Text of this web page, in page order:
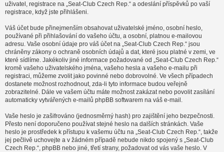
uživatel, registrace na „Seat-Club Czech Rep.“ a odeslání příspěvků po vaší
registrace, když jste přihlášeni.
Váš účet bude přinejmenším obsahovat uživatelské jméno, osobní heslo,
používané při přihlašování do vašeho účtu, a osobní, platnou e-mailovou
adresu. Vaše osobní údaje pro váš účet na „Seat-Club Czech Rep.“ jsou
chráněny zákony o ochraně osobních údajů a dat, které jsou platné v zemi, ve
které sídlíme. Jakékoliv jiné informace požadované od „Seat-Club Czech Rep.“
kromě vašeho uživatelského jména, vašeho hesla a vašeho e-mailu při
registraci, můžeme zvolit jako povinné nebo dobrovolné. Ve všech případech
dostanete možnost rozhodnout, zda-li tyto informace budou veřejně
zobrazitelné. Dále ve vašem účtu máte možnost zakázat nebo povolit zasílání
automaticky vytvářených e-mailů phpBB softwarem na váš e-mail.
Vaše heslo je zašifrováno (jednosměrný hash) pro zajištění jeho bezpečnosti.
Přesto není doporučeno používat stejné heslo na dalších stránkách. Vaše
heslo je prostředek k přístupu k vašemu účtu na „Seat-Club Czech Rep.“, takže
jej pečlivě uchovejte a v žádném případě nebude nikdo spojený s „Seat-Club
Czech Rep.“, phpBB nebo jiné, třetí strany, požadovat od vás vaše heslo. V